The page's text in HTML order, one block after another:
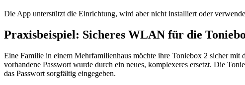
Die App unterstützt die Einrichtung, wird aber nicht installiert oder
Praxisbeispiel: Sicheres WLAN für die
Eine Familie in einem Mehrfamilienhaus möchte ihre Toniebox 2 sicher
vorhandene Passwort wurde durch ein neues, komplexeres ersetzt. Die
das Passwort sorgfältig eingegeben.